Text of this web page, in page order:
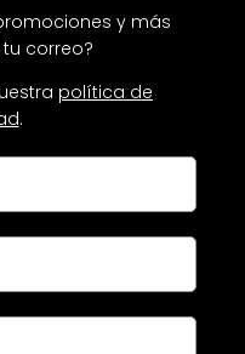
y más
correo?
política de
.